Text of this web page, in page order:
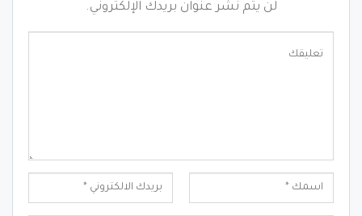
لن يتم نشر عنوان بريدك الإلكتروني.